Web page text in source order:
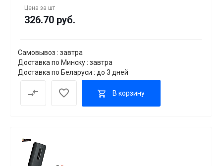
Цена за шт
326.70 руб.
Самовывоз : завтра
Доставка по Минску : завтра
Доставка по Беларуси : до 3 дней
В корзину